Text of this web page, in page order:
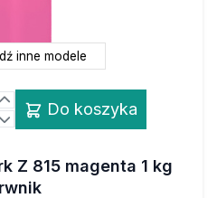
inne modele
Do koszyka
Z 815 magenta 1 kg